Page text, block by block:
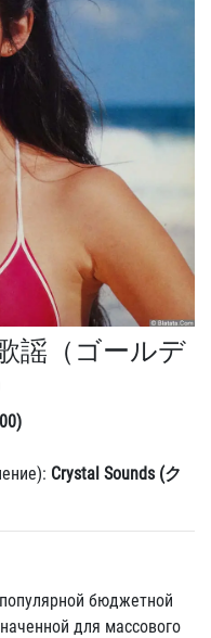
謡（ゴールデ
Crystal Sounds (ク
бюджетной
для массового